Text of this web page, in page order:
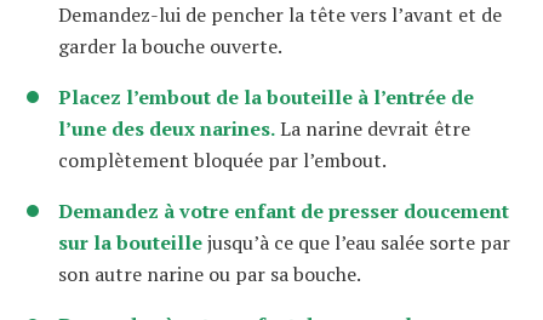
Demandez-lui de pencher la tête vers l’avant et de
garder la bouche ouverte.
Placez l’embout de la bouteille à l’entrée de
l’une des deux narines.La narine devrait être
complètement bloquée par l’embout.
Demandez à votre enfant de presser doucement
sur la bouteillejusqu’à ce que l’eau salée sorte par
son autre narine ou par sa bouche.